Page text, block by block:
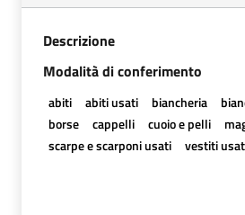
Descrizione
Modalità di conferimento
abiti abiti usati biancheria
borse
cappelli cuoio e pelli
scarpe e scarponi usati
vestiti